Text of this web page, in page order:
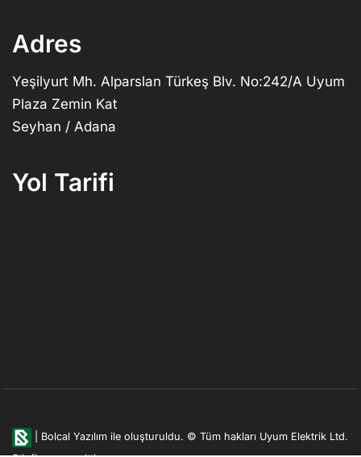
Adres
Yeşilyurt Mh. Alparslan Türkeş Blv. No:242/A Uyum
Plaza Zemin Kat
Seyhan / Adana
Yol Tarifi
Bolcal Yazılım ile oluşturuldu. © Tüm hakları Uyum Elektrik Ltd.